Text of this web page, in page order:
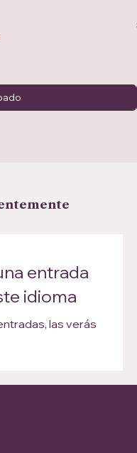
entrada
idioma
las verás